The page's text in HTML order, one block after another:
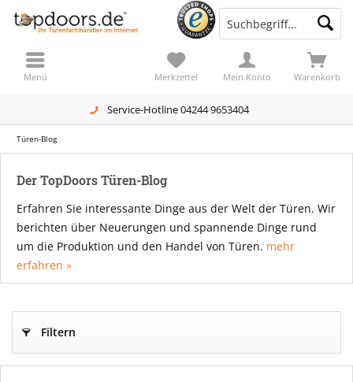
Service-Hotline 04244 9653404
Warenkorb
Merkzettel Mein Konto
Menü
Türen-Blog
Der TopDoors Türen-Blog
Erfahren Sie interessante Dinge aus der Welt der Türen. Wir
berichten über Neuerungen und spannende Dinge rund
um die Produktion und den Handel von Türen. mehr
erfahren »
Filtern